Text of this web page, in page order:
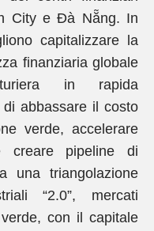
City e Đà Nẵng. In
capitalizzare la
finanziaria globale
in rapida
di abbassare il costo
verde, accelerare
creare pipeline di
una triangolazione
“2.0”, mercati
con il capitale